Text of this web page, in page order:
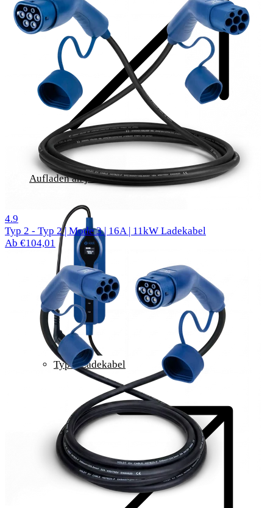
Aufladen an jeder Buchse
Typ 2 Ladekabel
4.9 299 Bewertungen
Typ 2 - Typ 2 | Mode 3 | 16A | 11kW Ladekabel
Ab €104,01